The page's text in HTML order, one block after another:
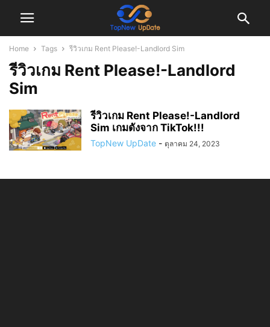
Home Tags รีวิวเกม Rent Please!-Landlord Sim
รีวิวเกม Rent Please!-Landlord
Sim
รีวิวเกม Rent Please!-Landlord
Sim เกมดังจาก TikTok!!!
TopNew UpDate - ตุลาคม 24, 2023